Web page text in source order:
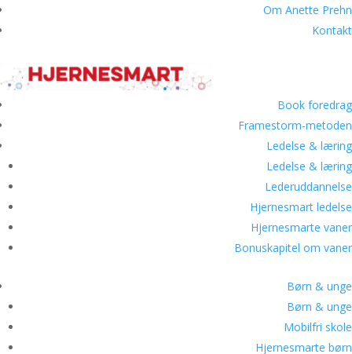
Om Anette Prehn
Kontakt
Book foredrag
Framestorm-metoden
Ledelse & læring
Ledelse & læring
Lederuddannelse
Hjernesmart ledelse
Hjernesmarte vaner
Bonuskapitel om vaner
Børn & unge
Børn & unge
Mobilfri skole
Hjernesmarte børn